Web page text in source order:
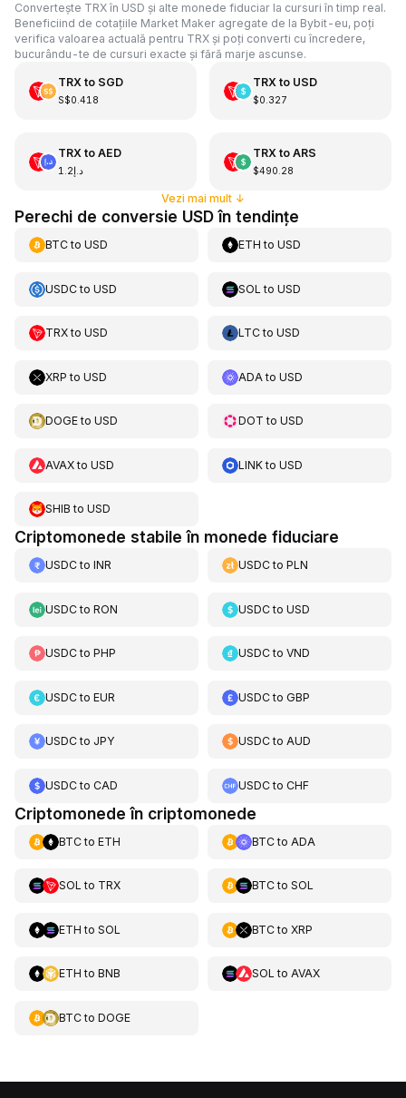
Convertește TRX în USD și alte monede fiduciar la cursuri în timp real.
Beneficiind de cotațiile Market Maker agregate de la Bybit-eu, poți
verifica valoarea actuală pentru TRX și poți converti cu încredere,
bucurându-te de cursuri exacte și fără marje ascunse.
TRXto SGD
S$0.418
TRXto USD
$0.327
TRXto AED
د.إ1.2
TRXto ARS
$490.28
Vezi mai mult↓
Perechi de conversie USD în tendințe
BTCto USD ETH toUSD
USDCto USD SOL toUSD
TRXto USD LTCtoUSD
XRP to USD ADA toUSD
DOGEto USD DOT toUSD
AVAXto USD LINKtoUSD
SHIB to USD
Criptomonede stabile în monede fiduciare
USDCto INR USDCtoPLN
USDCto RON USDCtoUSD
USDCto PHP USDCtoVND
USDCto EUR USDCtoGBP
USDCto JPY USDCtoAUD
USDCto CAD USDCtoCHF
Criptomonede în criptomonede
BTCto ETH BTCto ADA
SOL to TRX BTCto SOL
ETH to SOL BTCto XRP
ETH to BNB SOL to AVAX
BTCto DOGE